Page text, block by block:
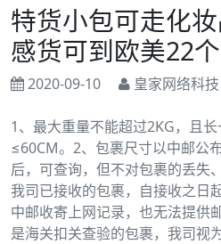
特货小包可走化
感货可到欧美22
2020-09-10 皇家网络科技
1、最大重量不能超过2KG，且
≤60CM。2、包裹尺寸以中邮公
后，可查询，但不对包裹的丢失
我司已接收的包裹，自接收之日
中邮收寄上网记录，也无法提供
是海关扣关查验的包裹，我司视